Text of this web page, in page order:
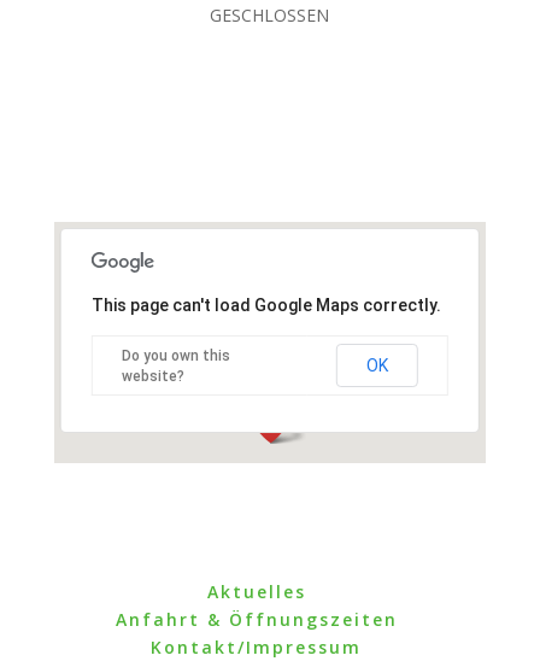
GESCHLOSSEN
This page can't load Google Maps correctly.
Do you own this
website?
OK
Aktuelles
Anfahrt & Öffnungszeiten
Kontakt/Impressum